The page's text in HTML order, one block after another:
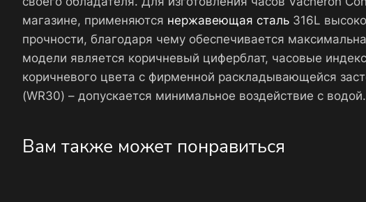
магазине, применяются нержавеющая сталь 316L
прочности, благодаря чему обеспечивается
модели является коричневый циферблат, часовые
коричневого цвета с фирменной раскладывающейся
(WR30) – допускается минимальное воздействие с водой.
Вам также может понравиться